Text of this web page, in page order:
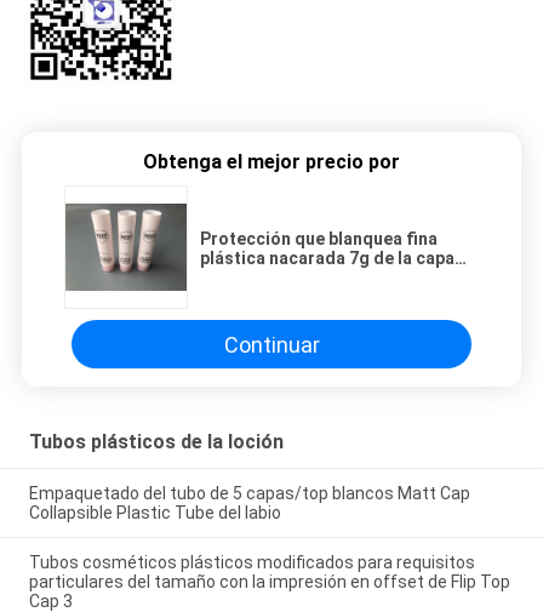
Obtenga el mejor precio por
Protección que blanquea fina
plástica nacarada 7g de la capa
Continuar
Tubos plásticos de la loción
Empaquetado del tubo de 5 capas/top blancos Matt Cap
Collapsible Plastic Tube del labio
Tubos cosméticos plásticos modificados para requisitos
particulares del tamaño con la impresión en offset de Flip Top
Cap 3